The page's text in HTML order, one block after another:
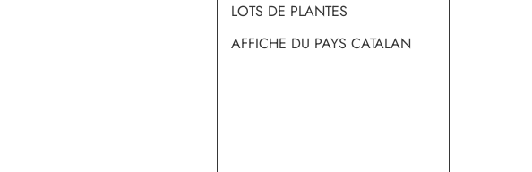
LOTS DE PLANTES
AFFICHE DU PAYS CATALAN